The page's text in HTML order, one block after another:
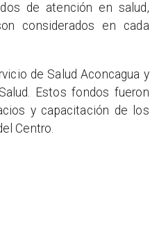
de atención en salud,
considerados en cada
de Salud Aconcagua y
Estos fondos fueron
y capacitación de los
Centro.